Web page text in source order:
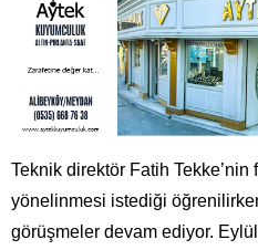
Teknik direktör Fatih Tekke’nin
yönelinmesi istediği
görüşmeler devam ediyor.